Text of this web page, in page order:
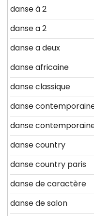
danse à 2
danse a 2
danse a deux
danse africaine
danse classique
danse
danse
danse country
danse country paris
danse de caractère
danse de salon